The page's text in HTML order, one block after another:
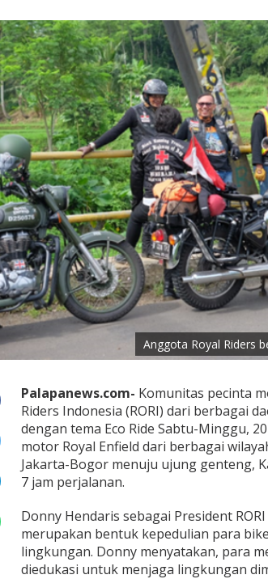
Anggota Royal Riders
Palapanews.com- Komunitas pecinta
Riders Indonesia (RORI) dari berbagai
dengan tema Eco Ride Sabtu-Minggu,
motor Royal Enfield dari berbagai
Jakarta-Bogor menuju ujung genteng,
7 jam perjalanan.
Donny Hendaris sebagai President
merupakan bentuk kepedulian para
lingkungan. Donny menyatakan, para
diedukasi untuk menjaga lingkungan